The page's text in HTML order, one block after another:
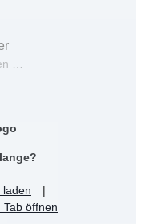
…
|
öffnen